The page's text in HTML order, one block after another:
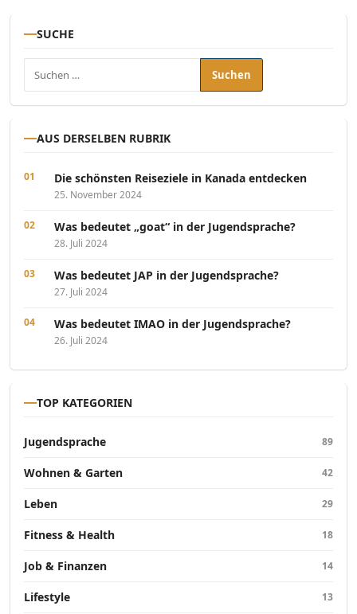
SUCHE
Suchen nach:
AUS DERSELBEN RUBRIK
Die schönsten Reiseziele in Kanada entdecken
25. November 2024
Was bedeutet „goat“ in der Jugendsprache?
28. Juli 2024
Was bedeutet JAP in der Jugendsprache?
27. Juli 2024
Was bedeutet IMAO in der Jugendsprache?
26. Juli 2024
TOP KATEGORIEN
Jugendsprache 89
Wohnen & Garten 42
Leben 29
Fitness & Health 18
Job & Finanzen 14
Lifestyle 13